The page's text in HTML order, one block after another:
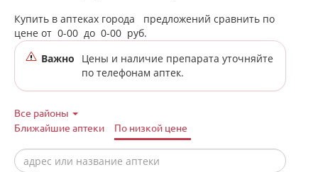
Сухого Лога
Купить в аптеках города
предложений сравнить по
цене от 0-00 до 0-00 руб.
Важно
Цены и наличие препарата уточняйте
по телефонам аптек.
Все районы
Ближайшие аптеки
По низкой цене